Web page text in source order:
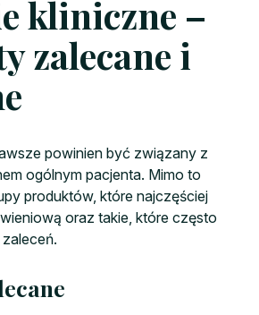
kliniczne –
zalecane i
powinien być związany z
ogólnym pacjenta. Mimo to
produktów, które najczęściej
oraz takie, które często